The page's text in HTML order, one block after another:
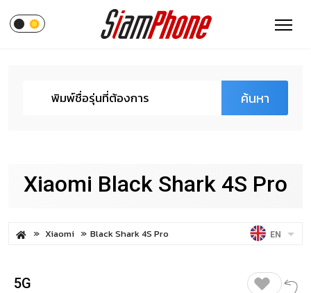
ค้นหา
Xiaomi Black Shark 4S Pro
Xiaomi Black Shark 4S Pro EN
5G